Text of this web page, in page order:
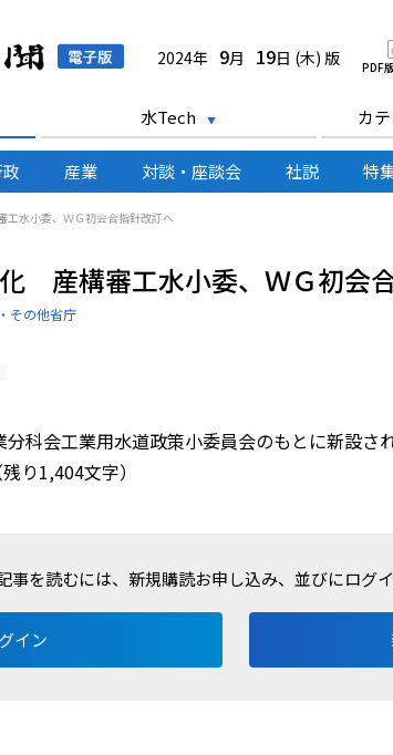
日本水道新聞 電子版
2024年 9月 19日 (木) 版 PDF
水Tech カ
産業 対談・座談会 社説 特
水小委、ＷＧ初会合指針改訂へ
産構審工水小委、ＷＧ初会
その他省庁
科会工業用水道政策小委員会のもとに新設さ
り1,404文字）
事を読むには、新規購読お申し込み、並びにログイ
イン